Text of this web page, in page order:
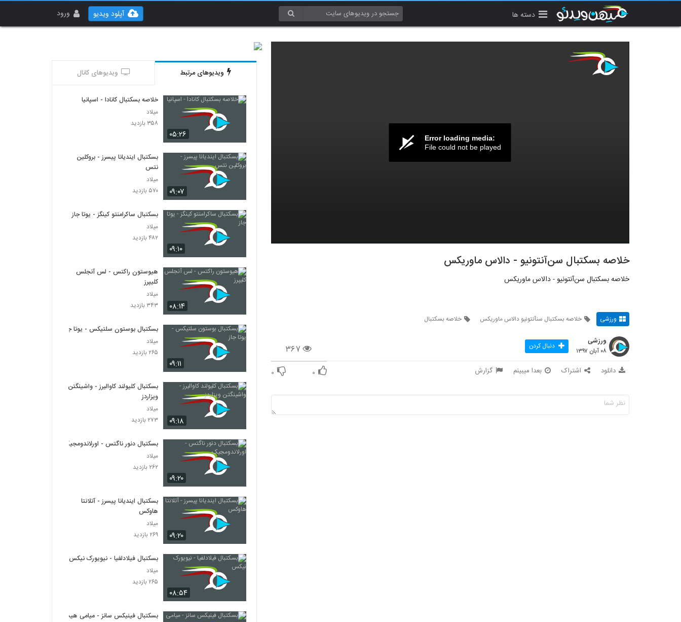
دسته ها ورود آپلود ویدیو
Error loading media:
File could not be played
خلاصه بسکتبال سن‌آنتونیو - دالاس ماوریکس
خلاصه بسکتبال سن‌آنتونیو - دالاس ماوریکس
ورزشی خلاصه بسکتبال سنآنتونیو دالاس ماوریکس خلاصه بسکتبال
۳۶۷
ورزشی
۰۸ آبان ۱۳۹۷ دنبال کردن
دانلود اشتراک بعدا میبینم گزارش ۰ ۰
ویدیوهای مرتبط ویدیوهای کانال
۰۵:۲۶
خلاصه بسکتبال کانادا - اسپانیا
میلاد
۳۵۸ بازدید
۰۹:۰۷
بسکتبال ایندیانا پیسرز - بروکلین
نتس
میلاد
۵۷۰ بازدید
۰۹:۱۰
بسکتبال ساکرامنتو کینگز - یوتا جاز
میلاد
۴۸۲ بازدید
۰۸:۱۴
هیوستون راکتس - لس آنجلس
کلیپرز
میلاد
۳۴۳ بازدید
۰۹:۱۱
بسکتبال بوستون سلتیکس - یوتا جاز
میلاد
۲۶۵ بازدید
۰۹:۱۸
بسکتبال کلیولند کاوالیرز - واشینگتن
ویزاردز
میلاد
۲۷۳ بازدید
۰۹:۲۰
بسکتبال دنور ناگتس - اورلاندومجیک
میلاد
۲۶۲ بازدید
۰۹:۲۰
بسکتبال ایندیانا پیسرز - آتلانتا
هاوکس
میلاد
۲۶۹ بازدید
۰۸:۵۴
بسکتبال فیلادلفیا - نیویورک نیکس
میلاد
۲۶۵ بازدید
بسکتبال فینیکس سانز - میامی هیت